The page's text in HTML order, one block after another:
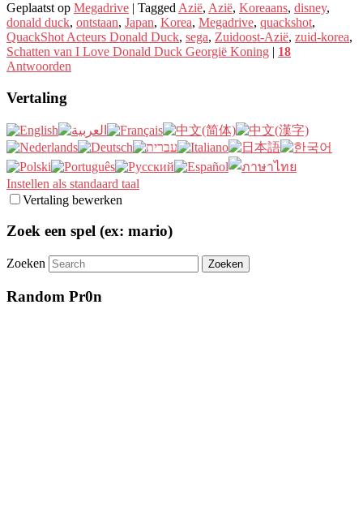
Geplaatst op Megadrive | Tagged Azië, Azië, Koreaans, disney,
donald duck, ontstaan, Japan, Korea, Megadrive, quackshot,
QuackShot Acteurs Donald Duck, sega, Zuidoost-Azië, zuid-korea,
Schatten van I Love Donald Duck Georgië Koning | 18
Antwoorden
Vertaling
Instellen als standaard taal
Vertaling bewerken
Zoek een spel (ex: mario)
Zoeken
Random Pr0n